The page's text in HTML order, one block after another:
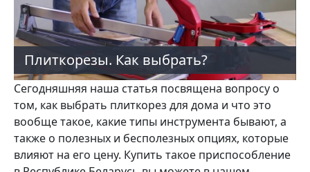
Плиткорезы. Как выбрать?
Сегодняшняя наша статья посвящена вопросу о
том, как выбрать плиткорез для дома и что это
вообще такое, какие типы инструмента бывают, а
также о полезных и бесполезных опциях, которые
влияют на его цену. Купить такое приспособление